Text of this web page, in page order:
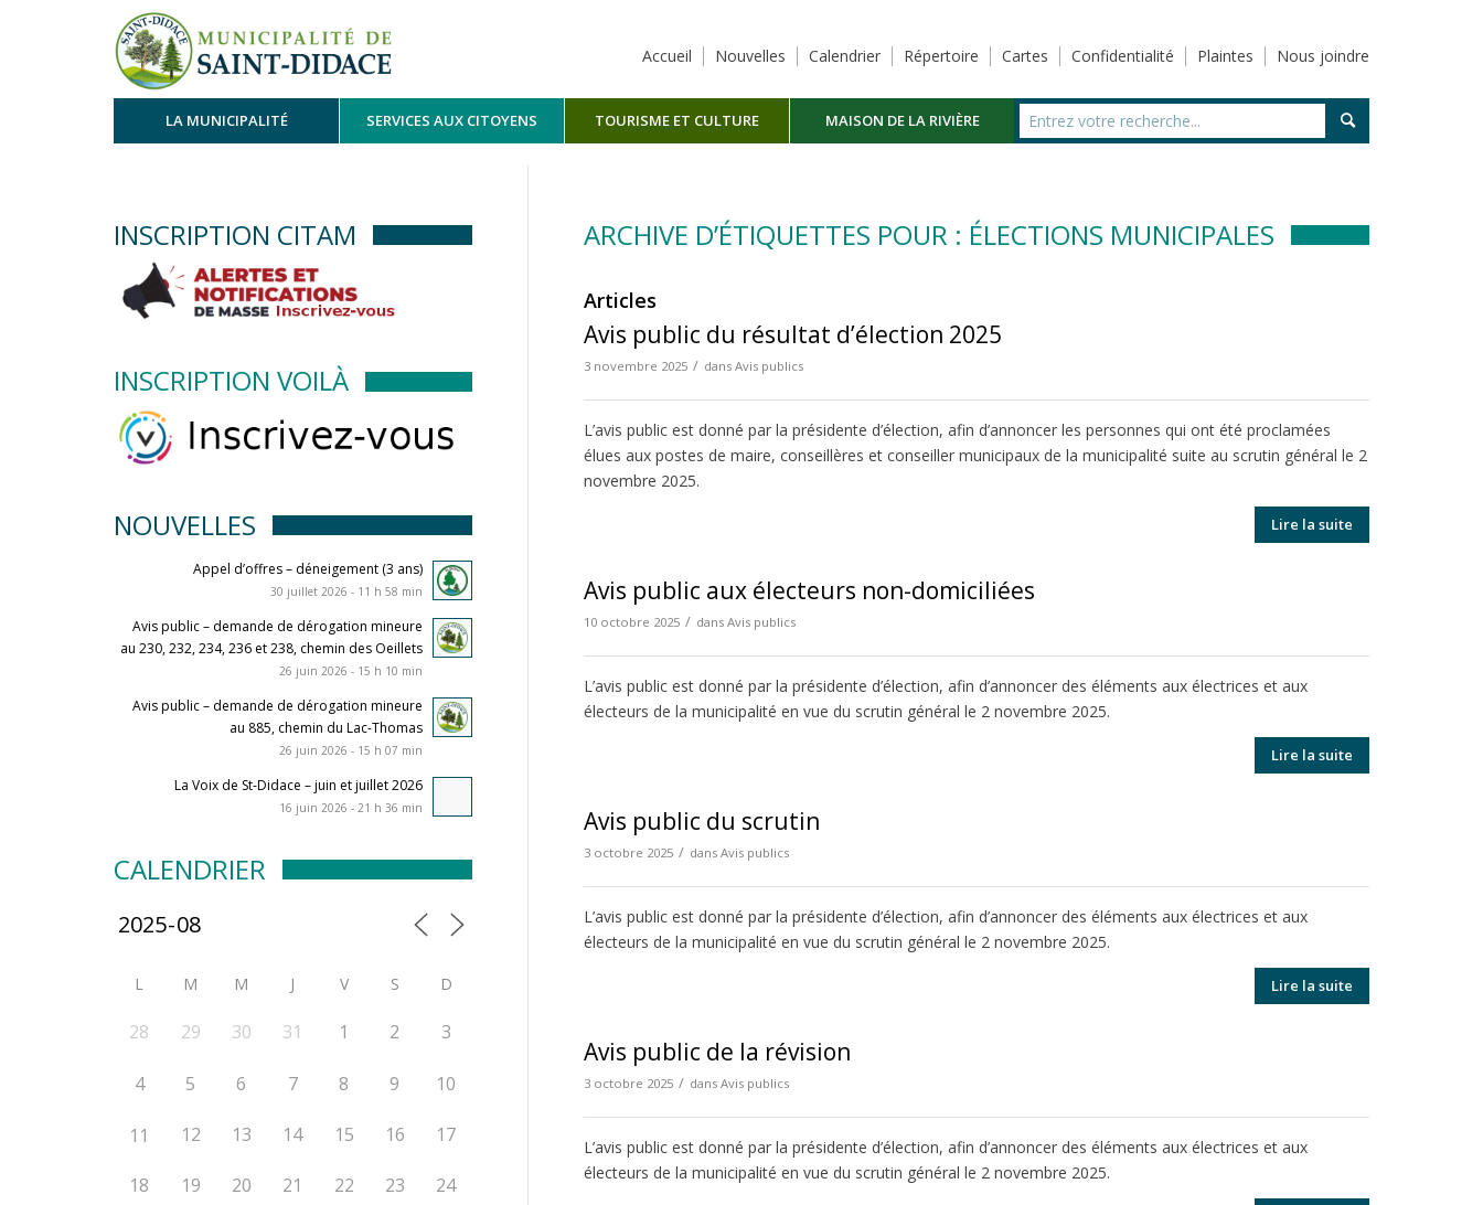
Accueil Nouvelles Calendrier Répertoire Cartes Confidentialité Plaintes Nous joindre
LA MUNICIPALITÉ SERVICES AUX CITOYENS TOURISME ET CULTURE MAISON DE LA RIVIÈRE
ARCHIVE D’ÉTIQUETTES POUR : ÉLECTIONS MUNICIPALES
Articles
Avis public du résultat d’élection 2025
3 novembre 2025 / dans Avis publics
L’avis public est donné par la présidente d’élection, afin d’annoncer les personnes qui ont été proclamées
élues aux postes de maire, conseillères et conseiller municipaux de la municipalité suite au scrutin général le 2
novembre 2025.
Lire la suite
Avis public aux électeurs non-domiciliées
10 octobre 2025 / dans Avis publics
L’avis public est donné par la présidente d’élection, afin d’annoncer des éléments aux électrices et aux
électeurs de la municipalité en vue du scrutin général le 2 novembre 2025.
Lire la suite
Avis public du scrutin
3 octobre 2025 / dans Avis publics
L’avis public est donné par la présidente d’élection, afin d’annoncer des éléments aux électrices et aux
électeurs de la municipalité en vue du scrutin général le 2 novembre 2025.
Lire la suite
Avis public de la révision
3 octobre 2025 / dans Avis publics
L’avis public est donné par la présidente d’élection, afin d’annoncer des éléments aux électrices et aux
électeurs de la municipalité en vue du scrutin général le 2 novembre 2025.
INSCRIPTION CITAM
INSCRIPTION VOILÀ
NOUVELLES
Appel d’offres – déneigement (3 ans)
30 juillet 2026 - 11 h 58 min
Avis public – demande de dérogation mineure
au 230, 232, 234, 236 et 238, chemin des Oeillets
26 juin 2026 - 15 h 10 min
Avis public – demande de dérogation mineure
au 885, chemin du Lac-Thomas
26 juin 2026 - 15 h 07 min
La Voix de St-Didace – juin et juillet 2026
16 juin 2026 - 21 h 36 min
CALENDRIER
L M M J V S D
28 29 30 31 1 2 3
4 5 6 7 8 9 10
11 12 13 14 15 16 17
18 19 20 21 22 23 24